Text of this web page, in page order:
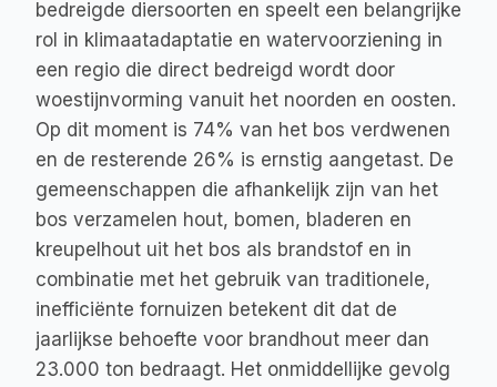
bedreigde diersoorten en speelt een belangrijke
rol in klimaatadaptatie en watervoorziening in
een regio die direct bedreigd wordt door
woestijnvorming vanuit het noorden en oosten.
Op dit moment is 74% van het bos verdwenen
en de resterende 26% is ernstig aangetast. De
gemeenschappen die afhankelijk zijn van het
bos verzamelen hout, bomen, bladeren en
kreupelhout uit het bos als brandstof en in
combinatie met het gebruik van traditionele,
inefficiënte fornuizen betekent dit dat de
jaarlijkse behoefte voor brandhout meer dan
23.000 ton bedraagt. Het onmiddellijke gevolg